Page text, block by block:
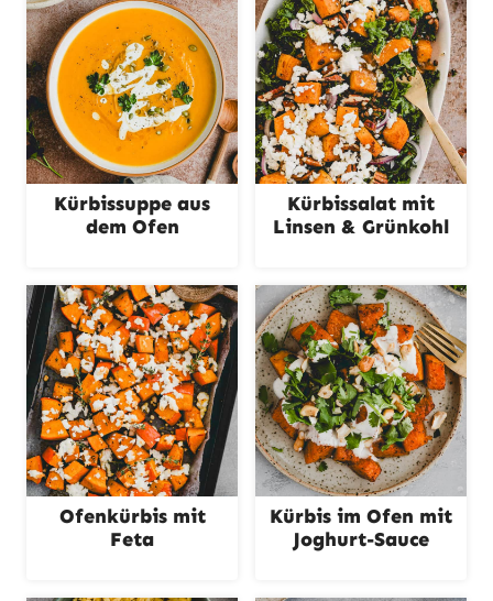
Kürbissuppe aus
dem Ofen
Kürbissalat mit
Linsen & Grünkohl
Ofenkürbis mit
Feta
Kürbis im Ofen mit
Joghurt-Sauce